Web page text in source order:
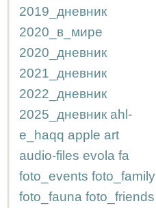
2019_дневник
2020_в_мире
2020_дневник
2021_дневник
2022_дневник
2025_дневник ahl-
e_haqq apple art
audio-files evola fa
foto_events foto_family
foto_fauna foto_friends